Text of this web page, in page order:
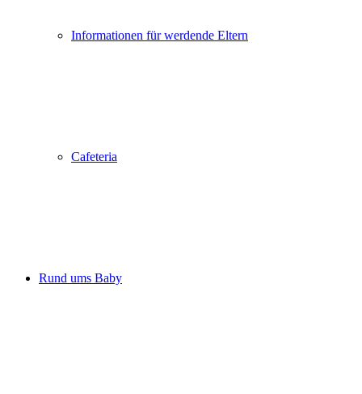
Informationen für werdende Eltern
Cafeteria
Rund ums Baby